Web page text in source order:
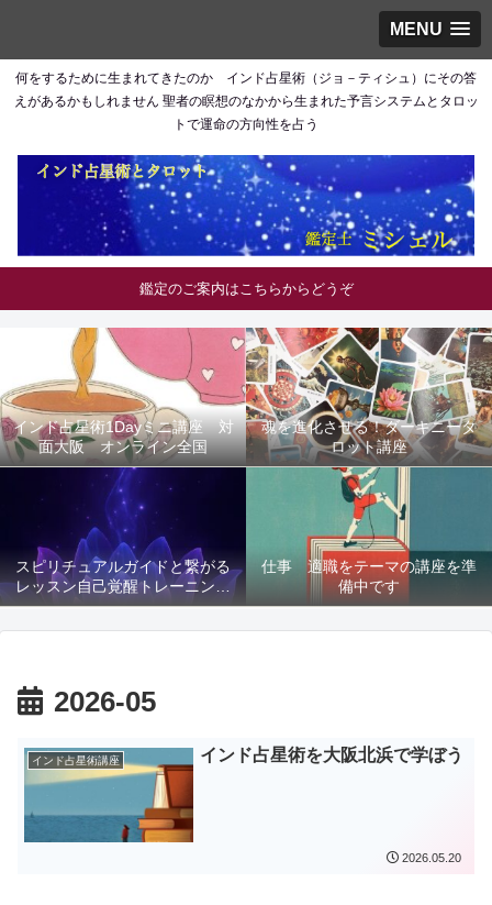
MENU
何をするために生まれてきたのか インド占星術（ジョ－ティシュ）にその答
えがあるかもしれません 聖者の瞑想のなかから生まれた予言システムとタロッ
トで運命の方向性を占う
鑑定のご案内はこちらからどうぞ
インド占星術1Dayミニ講座 対
面大阪 オンライン全国
魂を進化させる！ダーキニータ
ロット講座
スピリチュアルガイドと繋がる
レッスン自己覚醒トレーニング
講座募集
仕事 適職をテーマの講座を準
備中です
2026-05
インド占星術講座 インド占星術を大阪北浜で学ぼう
2026.05.20